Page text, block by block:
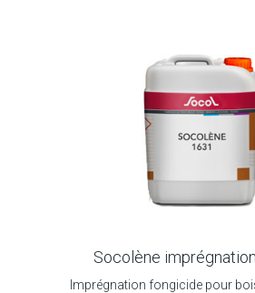
Socolène
Imprégnation fongicide pour